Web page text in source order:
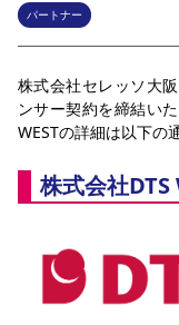
試合日程 / 結果
チームについて
選手・スタッフ スケ
アカデミー
ハナサカ
チケット
チケット情報 販売ス
シーズンシート 法人
特定興行入場券
譲渡
初めて観戦ガイド キ
スタジアム
YANMAR HANASAKA
クラブを知る
セレッソ大阪について
サポートする
セレッソアイデアちょ
Lise（ライセンスビジ
ファンクラブ
ファンクラブ
婚姻届・出生届・命名
ニュース
ニュース
レディース
パートナー
株式会社セレッソ大
ンサー契約を締結い
WESTの詳細は以下の
株式会社DTS